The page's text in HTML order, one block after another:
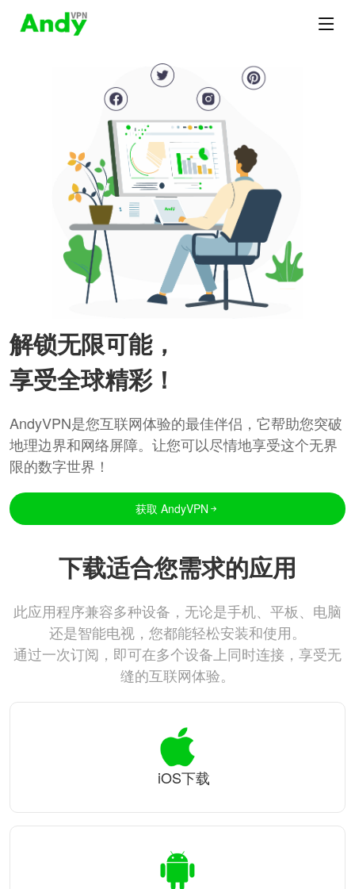
解锁无限可能，
享受全球精彩！
AndyVPN是您互联网体验的最佳伴侣，它帮助您突破
地理边界和网络屏障。让您可以尽情地享受这个无界
限的数字世界！
获取 AndyVPN
下载适合您需求的应用
此应用程序兼容多种设备，无论是手机、平板、电脑
还是智能电视，您都能轻松安装和使用。
通过一次订阅，即可在多个设备上同时连接，享受无
缝的互联网体验。
iOS下载